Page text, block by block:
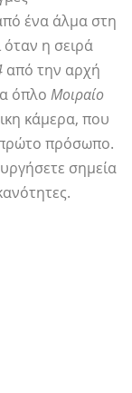
ένα άλμα στη
η σειρά
από την αρχή
όπλο Μοιραίο
κάμερα, που
πρόσωπο.
σημεία